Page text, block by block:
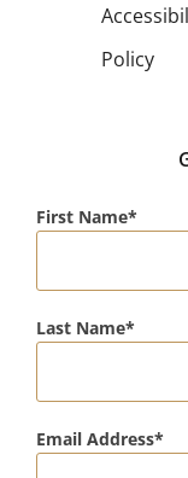
Policy
First Name
Last Name
Email Address